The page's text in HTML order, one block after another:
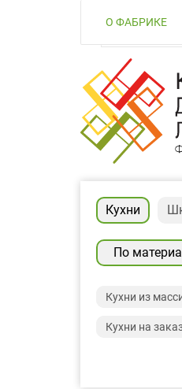
О ФАБРИКЕ
Кухни
По
Кухни из
Кухни на